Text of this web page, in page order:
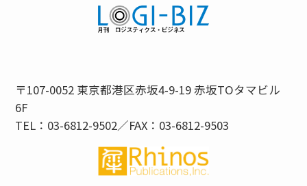
〒107-0052 東京都港区赤坂4-9-19 赤坂TOタマビル
6F
TEL：03-6812-9502／FAX：03-6812-9503